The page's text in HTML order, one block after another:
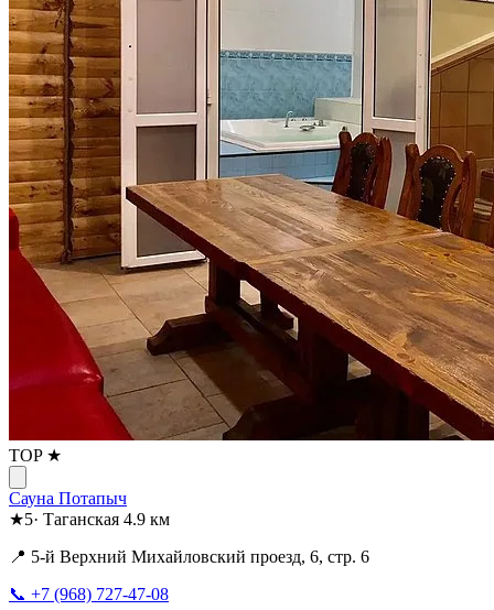
TOP ★
Сауна Потапыч
★5· Таганская 4.9 км
📍 5-й Верхний Михайловский проезд, 6, стр. 6
📞 +7 (968) 727-47-08